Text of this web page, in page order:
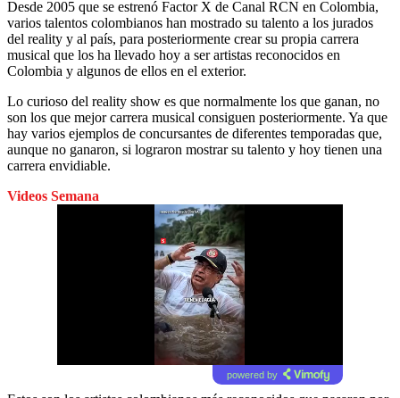
Desde 2005 que se estrenó Factor X de Canal RCN en Colombia,
varios talentos colombianos han mostrado su talento a los jurados
del reality y al país, para posteriormente crear su propia carrera
musical que los ha llevado hoy a ser artistas reconocidos en
Colombia y algunos de ellos en el exterior.
Lo curioso del reality show es que normalmente los que ganan, no
son los que mejor carrera musical consiguen posteriormente. Ya que
hay varios ejemplos de concursantes de diferentes temporadas que,
aunque no ganaron, si lograron mostrar su talento y hoy tienen una
carrera envidiable.
Videos Semana
powered by